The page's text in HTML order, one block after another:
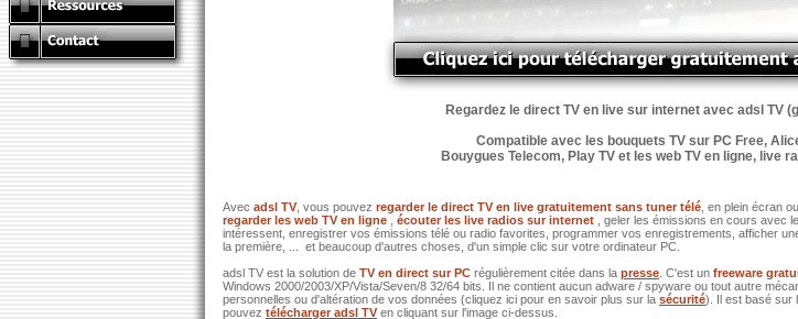
Regardez le direct TV en live sur internet avec adsl TV
Compatible avec les bouquets TV sur PC Free,
Bouygues Telecom, Play TV et les web TV en ligne, live
Avec adsl TV , vous pouvez regarder le direct TV en live gratuitement sans tuner télé , en plein écran
regarder les web TV en ligne
écouter les live radios sur internet
, geler les émissions en cours avec
intéressent, enregistrer vos émissions télé ou radio favorites, programmer vos enregistrements, afficher
la première, ... et beaucoup d'autres choses, d'un simple clic sur votre ordinateur PC.
adsl TV est la solution de TV en direct sur PC régulièrement citée dans la presse . C'est un freeware
Windows 2000/2003/XP/Vista/Seven/8 32/64 bits. Il ne contient aucun adware / spyware ou tout autre
personnelles ou d'altération de vos données (cliquez ici pour en savoir plus sur la sécurité). Il est basé sur
pouvez télécharger adsl TV en cliquant sur l'image ci-dessus.